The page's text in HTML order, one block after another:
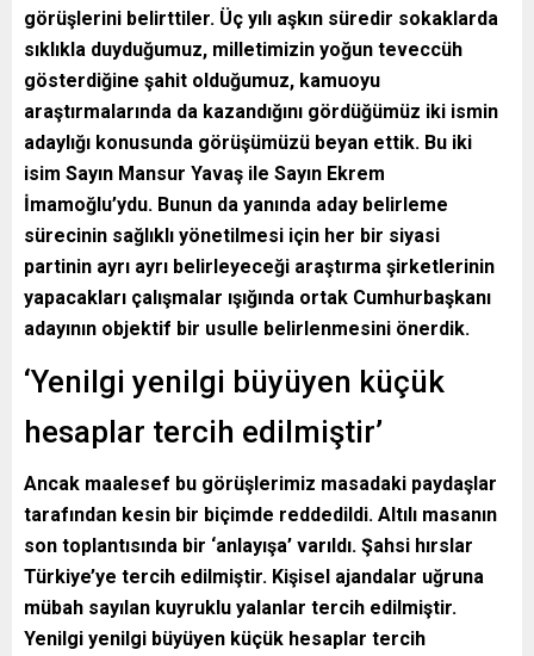
görüşlerini belirttiler. Üç yılı aşkın süredir sokaklarda
sıklıkla duyduğumuz, milletimizin yoğun teveccüh
gösterdiğine şahit olduğumuz, kamuoyu
araştırmalarında da kazandığını gördüğümüz iki ismin
adaylığı konusunda görüşümüzü beyan ettik. Bu iki
isim Sayın Mansur Yavaş ile Sayın Ekrem
İmamoğlu’ydu. Bunun da yanında aday belirleme
sürecinin sağlıklı yönetilmesi için her bir siyasi
partinin ayrı ayrı belirleyeceği araştırma şirketlerinin
yapacakları çalışmalar ışığında ortak Cumhurbaşkanı
adayının objektif bir usulle belirlenmesini önerdik.
‘Yenilgi yenilgi büyüyen küçük
hesaplar tercih edilmiştir’
Ancak maalesef bu görüşlerimiz masadaki paydaşlar
tarafından kesin bir biçimde reddedildi. Altılı masanın
son toplantısında bir ‘anlayışa’ varıldı. Şahsi hırslar
Türkiye’ye tercih edilmiştir. Kişisel ajandalar uğruna
mübah sayılan kuyruklu yalanlar tercih edilmiştir.
Yenilgi yenilgi büyüyen küçük hesaplar tercih